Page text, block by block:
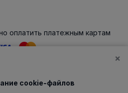
оплатить платежным картам
×
cookie-файлов